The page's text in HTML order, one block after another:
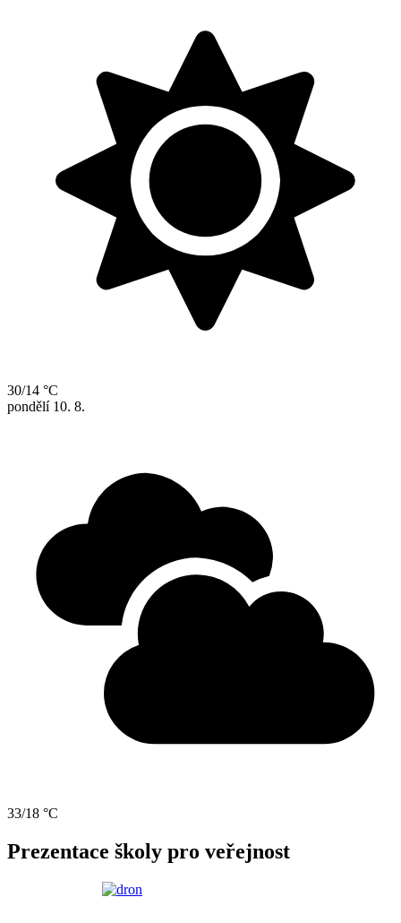
30/14 °C
pondělí 10. 8.
33/18 °C
Prezentace školy pro veřejnost